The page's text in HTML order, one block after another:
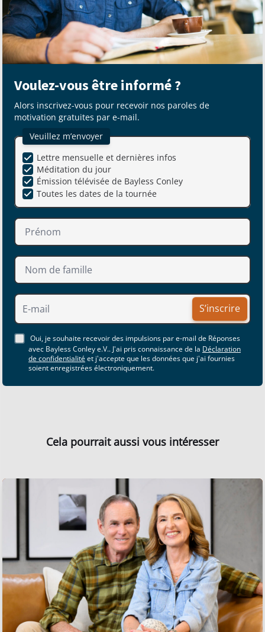
Voulez-vous être informé ?
Alors inscrivez-vous pour recevoir nos paroles de
motivation gratuites par e-mail.
Veuillez m’envoyer
Lettre mensuelle et dernières infos
Méditation du jour
Émission télévisée de Bayless Conley
Toutes les dates de la tournée
S’inscrire
Oui, je souhaite recevoir des impulsions par e-mail de Réponses
avec Bayless Conley e.V.. J'ai pris connaissance de la Déclaration
de confidentialitéet j'accepte que les données que j'ai fournies
soient enregistrées électroniquement.
Cela pourrait aussi vous intéresser